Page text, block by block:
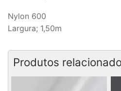
Nylon 600
Largura; 1,50m
Produtos